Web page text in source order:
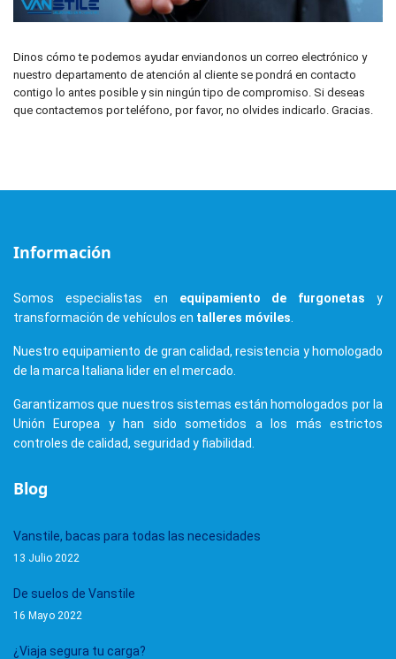
Dinos cómo te podemos ayudar enviandonos un correo electrónico y
nuestro departamento de atención al cliente se pondrá en contacto
contigo lo antes posible y sin ningún tipo de compromiso. Si deseas
que contactemos por teléfono, por favor, no olvides indicarlo. Gracias.
Información
Somos especialistas en equipamiento de furgonetas y
transformación de vehículos en talleres móviles
Nuestro equipamiento de gran calidad, resistencia y homologado
de la marca Italiana lider en el mercado.
Garantizamos que nuestros sistemas están homologados por la
Unión Europea y han sido sometidos a los más estrictos
controles de calidad, seguridad y fiabilidad.
Blog
Vanstile, bacas para todas las necesidades
13 Julio 2022
De suelos de Vanstile
16 Mayo 2022
¿Viaja segura tu carga?